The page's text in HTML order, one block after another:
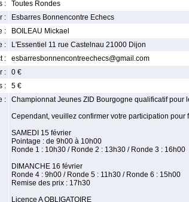
:
Toutes Rondes
:
Esbarres Bonnencontre Echecs
:
BOILEAU Mickael
:
L'Essentiel 11 rue Castelnau 21000 Dijon
:
esbarresbonnencontreechecs@gmail.com
:
0 €
:
5 €
:
Championnat Jeunes ZID Bourgogne qualificatif
Cependant, veuillez confirmer votre participation
SAMEDI 15 février
Pointage : de 9h00 à 10h00
Ronde 1 : 10h30 / Ronde 2 : 13h30 / Ronde 3 : 16h00
DIMANCHE 16 février
Ronde 4 : 9h00 / Ronde 5 : 11h30 / Ronde 6 : 15h00
Remise des prix : 17h30
Licence A OBLIGATOIRE